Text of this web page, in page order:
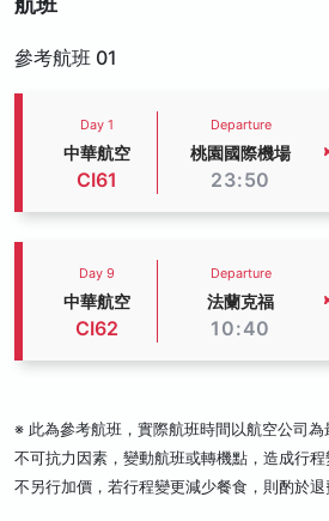
參考航班 01
Day 1
中華航空
CI61
Departure
桃園國際機場
23:50
Day 9
中華航空
CI62
Departure
法蘭克福
10:40
※ 此為參考航班，實際航班時間以航空公司
不可抗力因素，變動航班或轉機點，造成行
不另行加價，若行程變更減少餐食，則酌於退